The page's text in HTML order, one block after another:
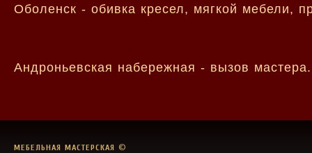
Оболенск - обивка кресел, мягкой мебели,
Андроньевская набережная - вызов мастера.
МЕБЕЛЬНАЯ МАСТЕРСКАЯ ©